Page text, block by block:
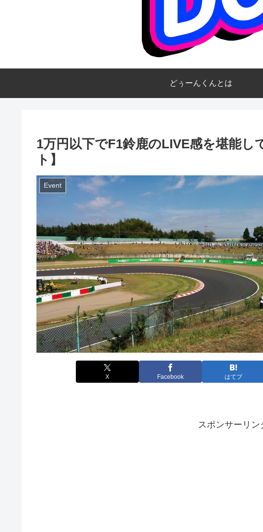
どぅーんくんとは
1万円以下でF1鈴鹿のLIVE感を堪能し
ト】
Event
X Facebook はてブ
スポンサーリン